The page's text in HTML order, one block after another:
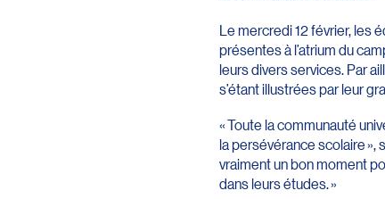
Le mercredi 12 février, les
présentes à l’atrium du
leurs divers services. Par
s’étant illustrées par leur
« Toute la communauté
la persévérance scolaire
vraiment un bon moment
dans leurs études. »